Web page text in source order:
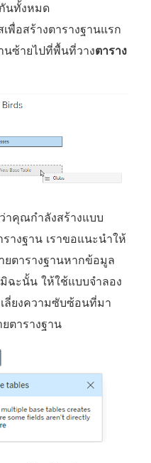
นทั้งหมด
พื่อสร้างตารางฐานแรก
นซ้ายไปที่พื้นที่วางตาราง
าคุณกำลังสร้างแบบ
างฐาน เราขอแนะนำให้
ตารางฐานหากข้อมูล
ฉะนั้น ให้ใช้แบบจำลอง
ลี่ยงความซับซ้อนที่มา
ตารางฐาน